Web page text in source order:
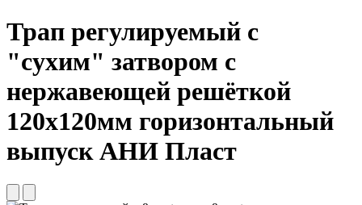
Трап регулируемый с
"сухим" затвором с
нержавеющей решёткой
120х120мм горизонтальный
выпуск АНИ Пласт